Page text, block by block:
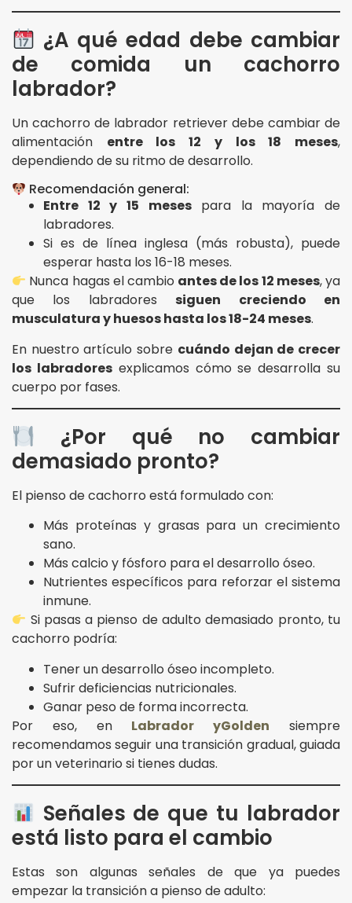
¿A qué edad debe cambiar
de comida un cachorro
labrador?
Un cachorro de labrador retriever debe cambiar de
alimentación entre los 12 y los 18 meses,
dependiendo de su ritmo de desarrollo.
Recomendación general:
Entre 12 y 15 mesespara la mayoría de
labradores.
Si es de línea inglesa (más robusta), puede
esperar hasta los 16-18 meses.
Nunca hagas el cambio antes de los 12 meses, ya
que los labradores siguen creciendo en
musculatura y huesos hasta los 18-24 meses.
En nuestro artículo sobre cuándo dejan de crecer
los labradoresexplicamos cómo se desarrolla su
cuerpo por fases.
¿Por qué no cambiar
demasiado pronto?
El pienso de cachorro está formulado con:
Más proteínas y grasas para un crecimiento
sano.
Más calcio y fósforo para el desarrollo óseo.
Nutrientes específicos para reforzar el sistema
inmune.
Si pasas a pienso de adulto demasiado pronto, tu
cachorro podría:
Tener un desarrollo óseo incompleto.
Sufrir deficiencias nutricionales.
Ganar peso de forma incorrecta.
Por eso, en Labrador yGolden siempre
recomendamos seguir una transición gradual, guiada
por un veterinario si tienes dudas.
Señales de que tu labrador
está listo para el cambio
Estas son algunas señales de que ya puedes
empezar la transición a pienso de adulto: